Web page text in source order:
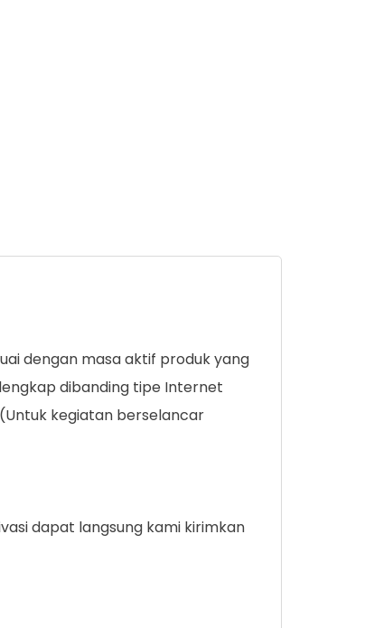
dengan masa aktif produk yang
dibanding tipe Internet
kegiatan berselancar
dapat langsung kami kirimkan